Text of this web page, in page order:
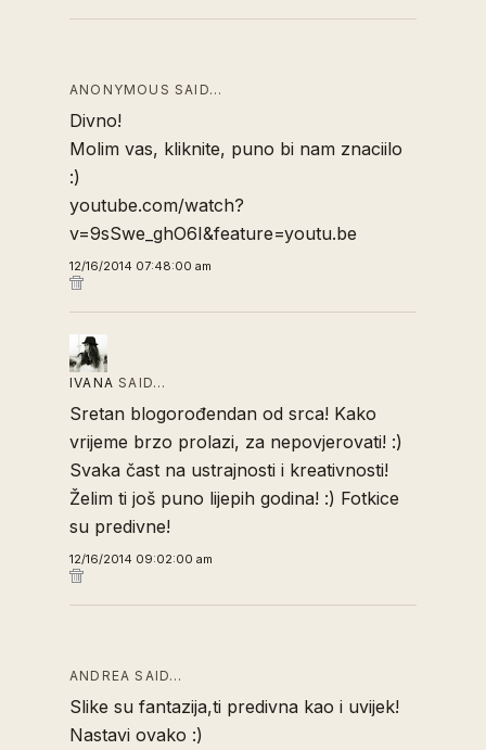
ANONYMOUS SAID…
Divno!
Molim vas, kliknite, puno bi nam znaciilo
:)
youtube.com/watch?
v=9sSwe_ghO6I&feature=youtu.be
12/16/2014 07:48:00 am
IVANA SAID…
Sretan blogorođendan od srca! Kako
vrijeme brzo prolazi, za nepovjerovati! :)
Svaka čast na ustrajnosti i kreativnosti!
Želim ti još puno lijepih godina! :) Fotkice
su predivne!
12/16/2014 09:02:00 am
ANDREA SAID…
Slike su fantazija,ti predivna kao i uvijek!
Nastavi ovako :)